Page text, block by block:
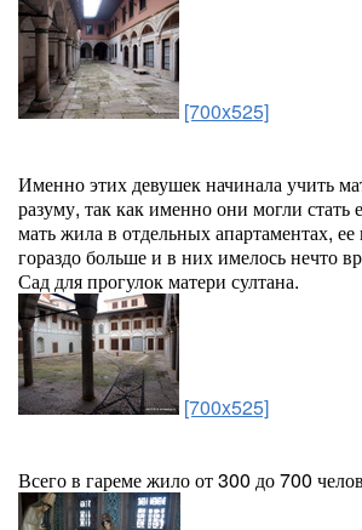
[700x525]
Именно этих девушек начинала учить
разуму, так как именно они могли
мать жила в отдельных апартаментах,
гораздо больше и в них имелось нечто
Сад для прогулок матери султана.
[700x525]
Всего в гареме жило от 300 до 700